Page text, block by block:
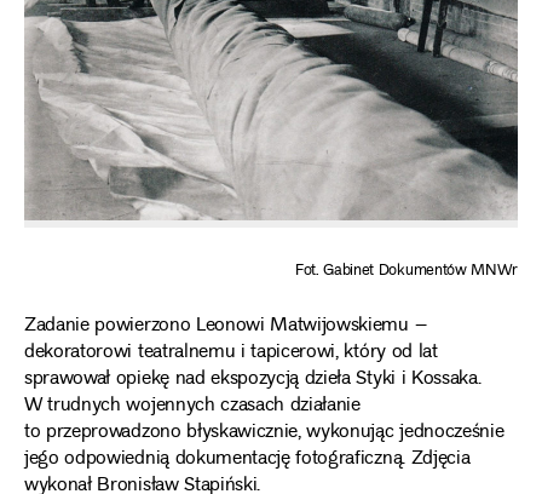
Fot. Gabinet Dokumentów MNWr
Zadanie powierzono Leonowi Matwijowskiemu –
dekoratorowi teatralnemu i tapicerowi, który od lat
sprawował opiekę nad ekspozycją dzieła Styki i Kossaka.
W trudnych wojennych czasach działanie
to przeprowadzono błyskawicznie, wykonując jednocześnie
jego odpowiednią dokumentację fotograficzną. Zdjęcia
wykonał Bronisław Stapiński.